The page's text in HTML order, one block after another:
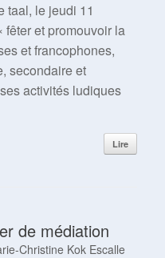
taal, le jeudi 11
fêter et promouvoir la
et francophones,
secondaire et
activités ludiques
Lire
de médiation
Christine Kok Escalle